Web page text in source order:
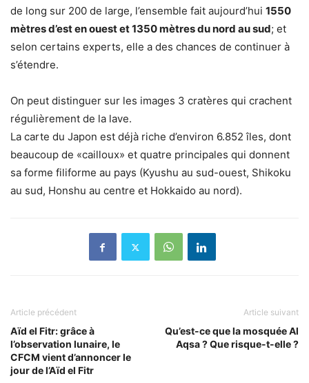
de long sur 200 de large, l’ensemble fait aujourd’hui 1550
mètres d’est en ouest et 1350 mètres du nord au sud; et
selon certains experts, elle a des chances de continuer à
s’étendre.
On peut distinguer sur les images 3 cratères qui crachent
régulièrement de la lave.
La carte du Japon est déjà riche d’environ 6.852 îles, dont
beaucoup de «cailloux» et quatre principales qui donnent
sa forme filiforme au pays (Kyushu au sud-ouest, Shikoku
au sud, Honshu au centre et Hokkaido au nord).
Article précédent
Aïd el Fitr: grâce à
l’observation lunaire, le
CFCM vient d’annoncer le
jour de l’Aïd el Fitr
Article suivant
Qu’est-ce que la mosquée Al
Aqsa ? Que risque-t-elle ?